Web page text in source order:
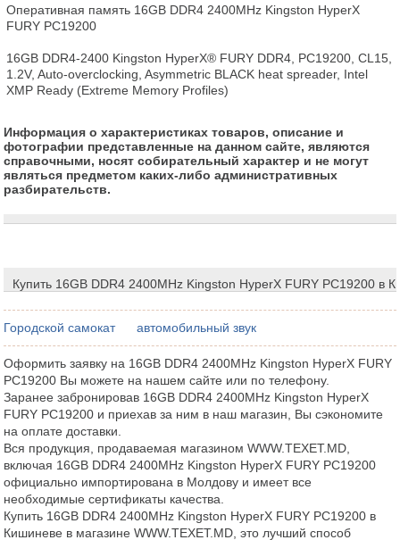
Оперативная память 16GB DDR4 2400MHz Kingston HyperX
FURY PC19200
16GB DDR4-2400 Kingston HyperX® FURY DDR4, PC19200, CL15,
1.2V, Auto-overclocking, Asymmetric BLACK heat spreader, Intel
XMP Ready (Extreme Memory Profiles)
Информация о характеристиках товаров, описание и
фотографии представленные на данном сайте, являются
справочными, носят собирательный характер и не могут
являться предметом каких-либо административных
разбирательств.
Купить 16GB DDR4 2400MHz Kingston HyperX FURY PC19200 в
Городской самокат автомобильный звук
Оформить заявку на 16GB DDR4 2400MHz Kingston HyperX FURY
PC19200 Вы можете на нашем сайте или по телефону.
Заранее забронировав 16GB DDR4 2400MHz Kingston HyperX
FURY PC19200 и приехав за ним в наш магазин, Вы сэкономите
на оплате доставки.
Вся продукция, продаваемая магазином WWW.TEXET.MD,
включая 16GB DDR4 2400MHz Kingston HyperX FURY PC19200
официально импортирована в Молдову и имеет все
необходимые сертификаты качества.
Купить 16GB DDR4 2400MHz Kingston HyperX FURY PC19200 в
Кишиневе в магазине WWW.TEXET.MD, это лучший способ